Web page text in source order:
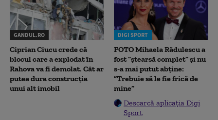
GANDUL.RO
Ciprian Ciucu crede că
blocul care a explodat în
Rahova va fi demolat. Cât ar
putea dura construcția
unui alt imobil
DIGI SPORT
FOTO Mihaela Rădulescu a
fost ”ștearsă complet” și nu
s-a mai putut abține:
”Trebuie să le fie frică de
mine”
Descarcă aplicația Digi
Sport